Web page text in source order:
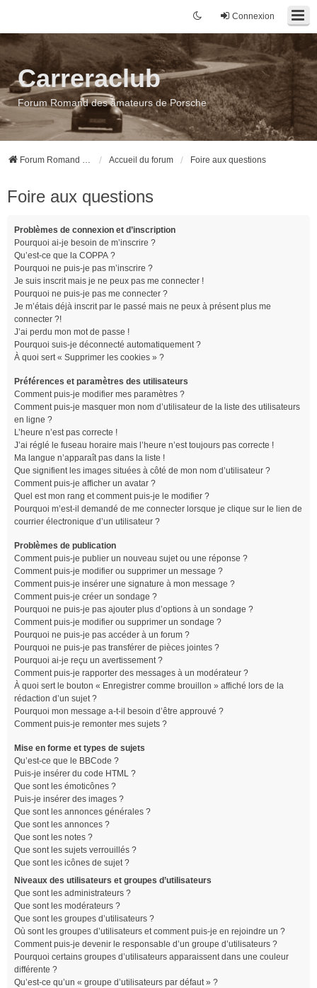
Connexion
Carreraclub
Forum Romand des amateurs de Porsche
Forum Romand des amateurs de Porsche Accueil du forum Foire aux questions
Foire aux questions
Problèmes de connexion et d’inscription
Pourquoi ai-je besoin de m’inscrire ?
Qu’est-ce que la COPPA ?
Pourquoi ne puis-je pas m’inscrire ?
Je suis inscrit mais je ne peux pas me connecter !
Pourquoi ne puis-je pas me connecter ?
Je m’étais déjà inscrit par le passé mais ne peux à présent plus me
connecter ?!
J’ai perdu mon mot de passe !
Pourquoi suis-je déconnecté automatiquement ?
À quoi sert « Supprimer les cookies » ?
Préférences et paramètres des utilisateurs
Comment puis-je modifier mes paramètres ?
Comment puis-je masquer mon nom d’utilisateur de la liste des utilisateurs
en ligne ?
L’heure n’est pas correcte !
J’ai réglé le fuseau horaire mais l’heure n’est toujours pas correcte !
Ma langue n’apparaît pas dans la liste !
Que signifient les images situées à côté de mon nom d’utilisateur ?
Comment puis-je afficher un avatar ?
Quel est mon rang et comment puis-je le modifier ?
Pourquoi m’est-il demandé de me connecter lorsque je clique sur le lien de
courrier électronique d’un utilisateur ?
Problèmes de publication
Comment puis-je publier un nouveau sujet ou une réponse ?
Comment puis-je modifier ou supprimer un message ?
Comment puis-je insérer une signature à mon message ?
Comment puis-je créer un sondage ?
Pourquoi ne puis-je pas ajouter plus d’options à un sondage ?
Comment puis-je modifier ou supprimer un sondage ?
Pourquoi ne puis-je pas accéder à un forum ?
Pourquoi ne puis-je pas transférer de pièces jointes ?
Pourquoi ai-je reçu un avertissement ?
Comment puis-je rapporter des messages à un modérateur ?
À quoi sert le bouton « Enregistrer comme brouillon » affiché lors de la
rédaction d’un sujet ?
Pourquoi mon message a-t-il besoin d’être approuvé ?
Comment puis-je remonter mes sujets ?
Mise en forme et types de sujets
Qu’est-ce que le BBCode ?
Puis-je insérer du code HTML ?
Que sont les émoticônes ?
Puis-je insérer des images ?
Que sont les annonces générales ?
Que sont les annonces ?
Que sont les notes ?
Que sont les sujets verrouillés ?
Que sont les icônes de sujet ?
Niveaux des utilisateurs et groupes d’utilisateurs
Que sont les administrateurs ?
Que sont les modérateurs ?
Que sont les groupes d’utilisateurs ?
Où sont les groupes d’utilisateurs et comment puis-je en rejoindre un ?
Comment puis-je devenir le responsable d’un groupe d’utilisateurs ?
Pourquoi certains groupes d’utilisateurs apparaissent dans une couleur
différente ?
Qu’est-ce qu’un « groupe d’utilisateurs par défaut » ?